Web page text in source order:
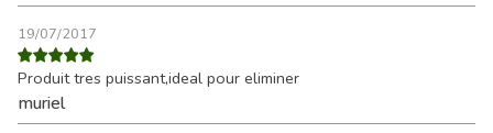
19/07/2017
Produit tres puissant,ideal pour eliminer
muriel